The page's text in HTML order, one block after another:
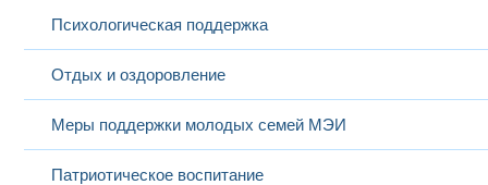
Психологическая поддержка
Отдых и оздоровление
Меры поддержки молодых семей МЭИ
Патриотическое воспитание